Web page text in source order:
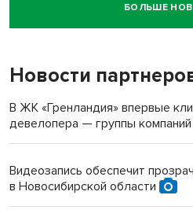
Новосибирский суд наказал
пенсионерки на вокзале
«Мы живём на пастбище!»: в
терроризируют жителей
Новосибирский преподаватель
БОЛЬШЕ
Новости
В ЖК «Гренландия» впервые
девелопера — группы
Видеозапись обеспечит
в Новосибирской области